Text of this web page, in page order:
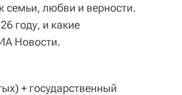
семьи, любви и верности.
году, и какие
Новости.
+ государственный